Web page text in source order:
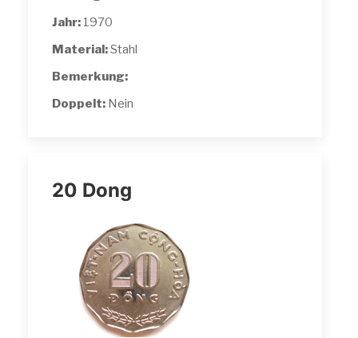
Jahr: 1970
Material:Stahl
Bemerkung:
Doppelt: Nein
20 Dong